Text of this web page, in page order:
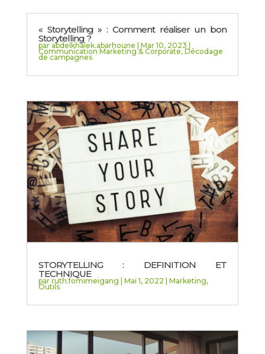
« Storytelling » : Comment réaliser un bon
Storytelling ?
par abdelkhalek.abarhoune Mar 10, 2023
Communication Marketing & Corporate, Décodage
de campagnes
STORYTELLING : DEFINITION ET
TECHNIQUE
par ruth.fomimeigang Mai 1, 2022 Marketing,
Outils